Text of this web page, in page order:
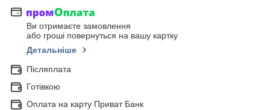
Ви отримаєте замовлення
або гроші повернуться на вашу картку
Детальніше
Післяплата
Готівкою
Оплата на карту Приват Банк